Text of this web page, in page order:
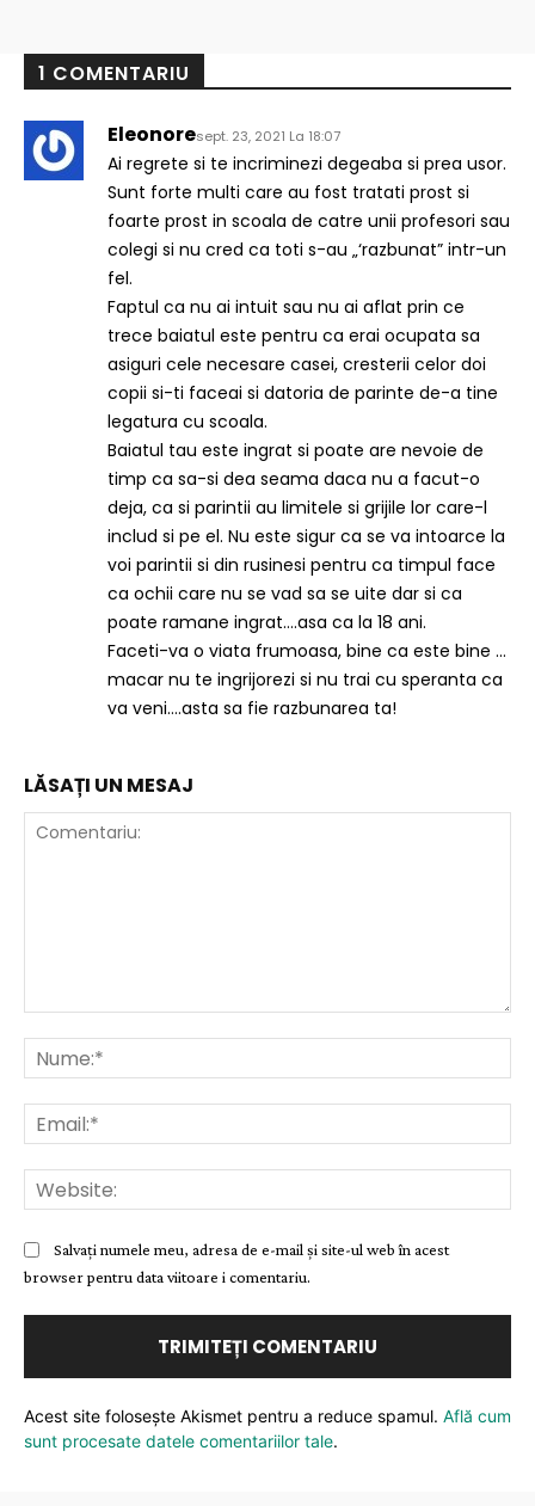
1 COMENTARIU
Eleonoresept. 23, 2021 La 18:07
Ai regrete si te incriminezi degeaba si prea usor.
Sunt forte multi care au fost tratati prost si
foarte prost in scoala de catre unii profesori sau
colegi si nu cred ca toti s-au „‘razbunat” intr-un
fel.
Faptul ca nu ai intuit sau nu ai aflat prin ce
trece baiatul este pentru ca erai ocupata sa
asiguri cele necesare casei, cresterii celor doi
copii si-ti faceai si datoria de parinte de-a tine
legatura cu scoala.
Baiatul tau este ingrat si poate are nevoie de
timp ca sa-si dea seama daca nu a facut-o
deja, ca si parintii au limitele si grijile lor care-l
includ si pe el. Nu este sigur ca se va intoarce la
voi parintii si din rusinesi pentru ca timpul face
ca ochii care nu se vad sa se uite dar si ca
poate ramane ingrat….asa ca la 18 ani.
Faceti-va o viata frumoasa, bine ca este bine …
macar nu te ingrijorezi si nu trai cu speranta ca
va veni….asta sa fie razbunarea ta!
LĂSAȚI UN MESAJ
Salvați numele meu, adresa de e-mail și site-ul web în acest
browser pentru data viitoare i comentariu.
Acest site folosește Akismet pentru a reduce spamul. Află cum
sunt procesate datele comentariilor tale.